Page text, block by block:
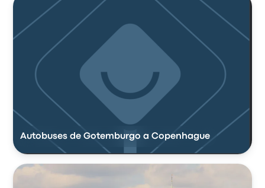
Autobuses de Gotemburgo a Copenhague